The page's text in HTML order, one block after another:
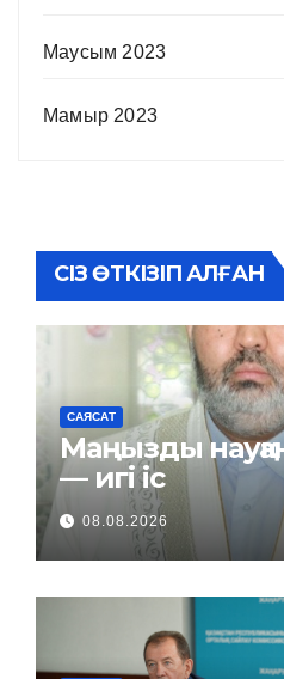
Маусым 2023
Мамыр 2023
СІЗ ӨТКІЗІП АЛҒАН
САЯСАТ
Маңызды
— игі іс
08.08.2026